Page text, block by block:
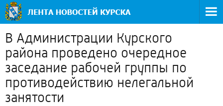
В Администрации Курского
района проведено очередное
заседание рабочей группы по
противодействию нелегальной
занятости